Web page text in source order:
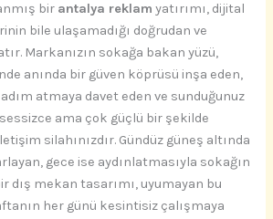
bir antalya reklam yatırımı, dijital
bile ulaşamadığı doğrudan ve
Markanızın sokağa bakan yüzü,
anında bir güven köprüsü inşa eden,
atmaya davet eden ve sunduğunuz
ama çok güçlü bir şekilde
silahınızdır. Gündüz güneş altında
gece ise aydınlatmasıyla sokağın
dış mekan tasarımı, uyumayan bu
her günü kesintisiz çalışmaya